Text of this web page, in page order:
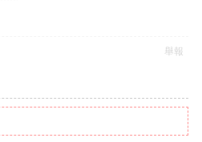
舉報